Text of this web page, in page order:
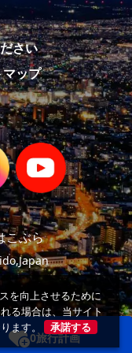
0旅行計画
さい
ップ
こぶら
を向上させるために
る場合は、当サイト
ます。
承諾する